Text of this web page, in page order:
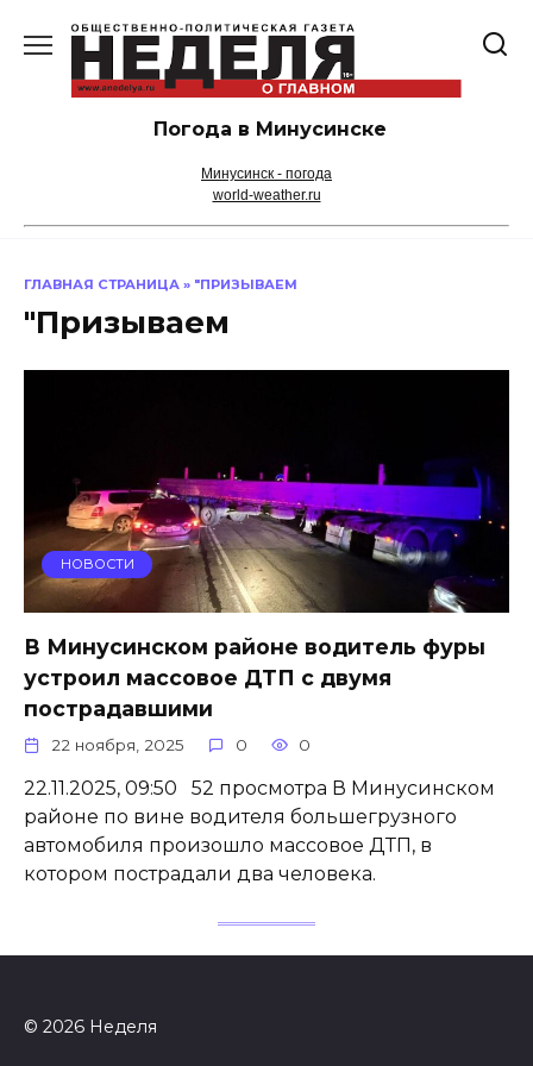
содержанию
Погода в Минусинске
Минусинск - погода
world-weather.ru
ГЛАВНАЯ СТРАНИЦА » "ПРИЗЫВАЕМ
"Призываем
НОВОСТИ
В Минусинском районе водитель фуры
устроил массовое ДТП с двумя
пострадавшими
22 ноября, 2025 0 0
22.11.2025, 09:50 52 просмотра В Минусинском
районе по вине водителя большегрузного
автомобиля произошло массовое ДТП, в
котором пострадали два человека.
© 2026 Неделя